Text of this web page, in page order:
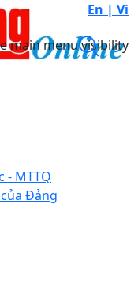
En | Vi
main menu visibility
- MTTQ
Đảng